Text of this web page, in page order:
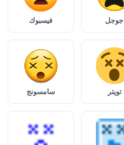
جوجل فيسبوك
تويتر سامسونج